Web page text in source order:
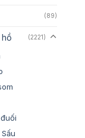
Cổ Vịt số
(89)
(2221)